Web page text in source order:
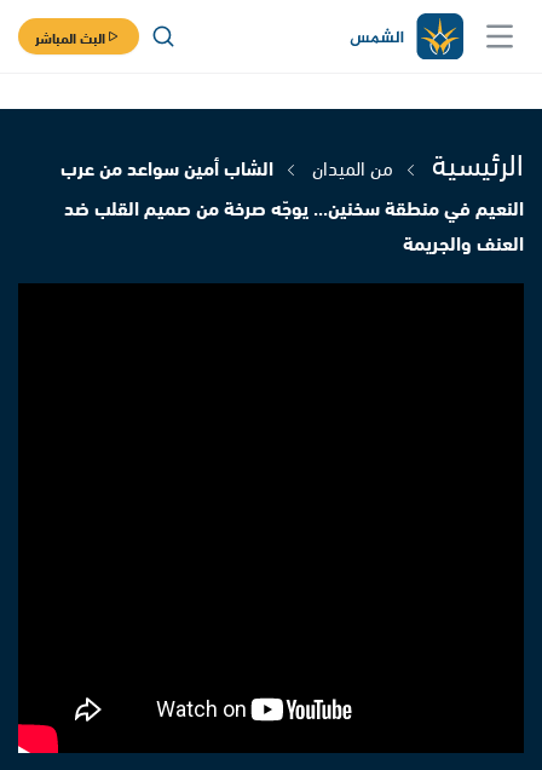
البث المباشر
الرئيسية من الميدان
الشاب أمين سواعد من عرب
النعيم في منطقة سخنين... يوجّه صرخة من صميم القلب ضد
العنف والجريمة